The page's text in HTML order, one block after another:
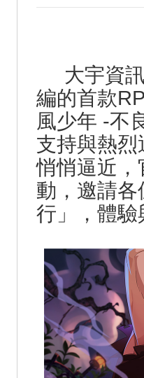
大宇資訊
編的首款
風少年 -不
支持與熱
悄悄逼近
動，邀請
行」，體